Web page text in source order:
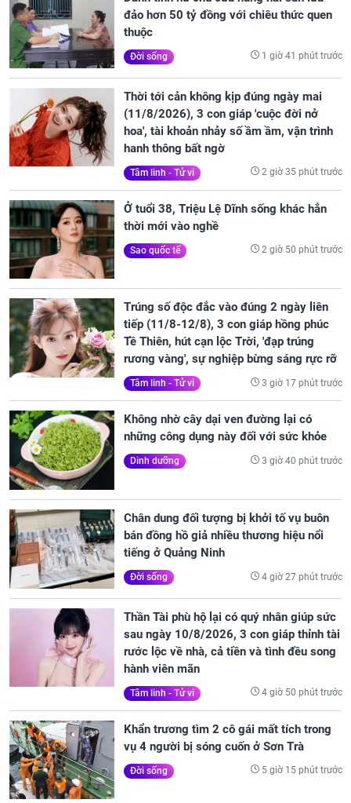
đảo hơn 50 tỷ đồng với chiêu thức quen
thuộc
Đời sống 1 giờ 41 phút trước
Thời tới cản không kịp đúng ngày mai
(11/8/2026), 3 con giáp 'cuộc đời nở
hoa', tài khoản nhảy số ầm ầm, vận trình
hanh thông bất ngờ
Tâm linh - Tử vi 2 giờ 35 phút trước
Ở tuổi 38, Triệu Lệ Dĩnh sống khác hẳn
thời mới vào nghề
Sao quốc tế 2 giờ 50 phút trước
Trúng số độc đắc vào đúng 2 ngày liên
tiếp (11/8-12/8), 3 con giáp hồng phúc
Tề Thiên, hút cạn lộc Trời, 'đạp trúng
rương vàng', sự nghiệp bừng sáng rực rỡ
Tâm linh - Tử vi 3 giờ 17 phút trước
Không nhờ cây dại ven đường lại có
những công dụng này đối với sức khỏe
Dinh dưỡng 3 giờ 40 phút trước
Chân dung đối tượng bị khởi tố vụ buôn
bán đồng hồ giả nhiều thương hiệu nổi
tiếng ở Quảng Ninh
Đời sống 4 giờ 27 phút trước
Thần Tài phù hộ lại có quý nhân giúp sức
sau ngày 10/8/2026, 3 con giáp thỉnh tài
rước lộc về nhà, cả tiền và tình đều song
hành viên mãn
Tâm linh - Tử vi 4 giờ 50 phút trước
Khẩn trương tìm 2 cô gái mất tích trong
vụ 4 người bị sóng cuốn ở Sơn Trà
Đời sống 5 giờ 15 phút trước